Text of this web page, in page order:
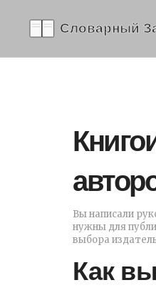
Вы написали
нужны для
выбора
Как